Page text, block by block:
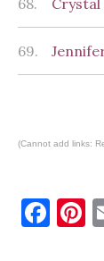
68. Crystal
69.
(Cannot add links:
F